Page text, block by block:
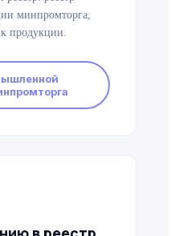
минпромторга,
продукции.